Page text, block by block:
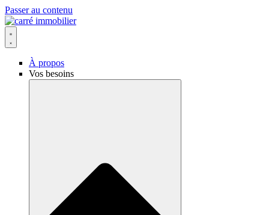
Passer au contenu
À propos
Vos besoins